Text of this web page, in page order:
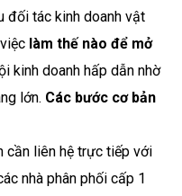
đối tác kinh doanh vật
làm thế nào để mở
kinh doanh hấp dẫn nhờ
lớn. Các bước cơ bản
cần liên hệ trực tiếp với
nhà phân phối cấp 1